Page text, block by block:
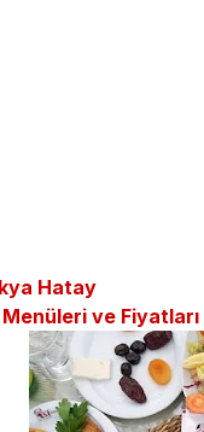
Hatay
ve Fiyatları